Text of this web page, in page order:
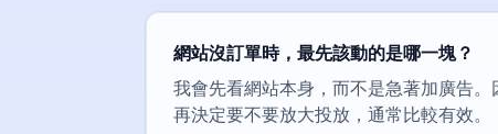
網站沒訂單時，最先該動的是哪一塊？
我會先看網站本身，而不是急著加廣告
再決定要不要放大投放，通常比較有效。